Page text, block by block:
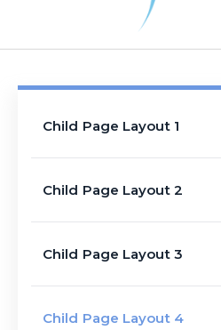
Child Page Layout 1
Child Page Layout 2
Child Page Layout 3
Child Page Layout 4